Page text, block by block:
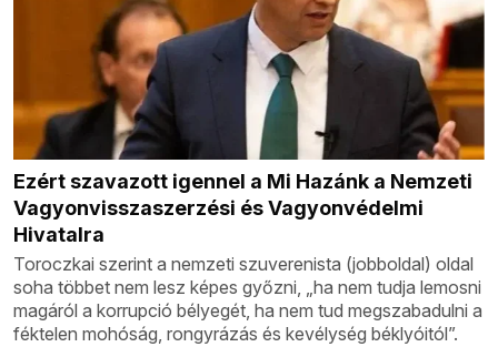
Ezért szavazott igennel a Mi Hazánk a Nemzeti
Vagyonvisszaszerzési és Vagyonvédelmi
Hivatalra
Toroczkai szerint a nemzeti szuverenista (jobboldal) oldal
soha többet nem lesz képes győzni, „ha nem tudja lemosni
magáról a korrupció bélyegét, ha nem tud megszabadulni a
féktelen mohóság, rongyrázás és kevélység béklyóitól”.